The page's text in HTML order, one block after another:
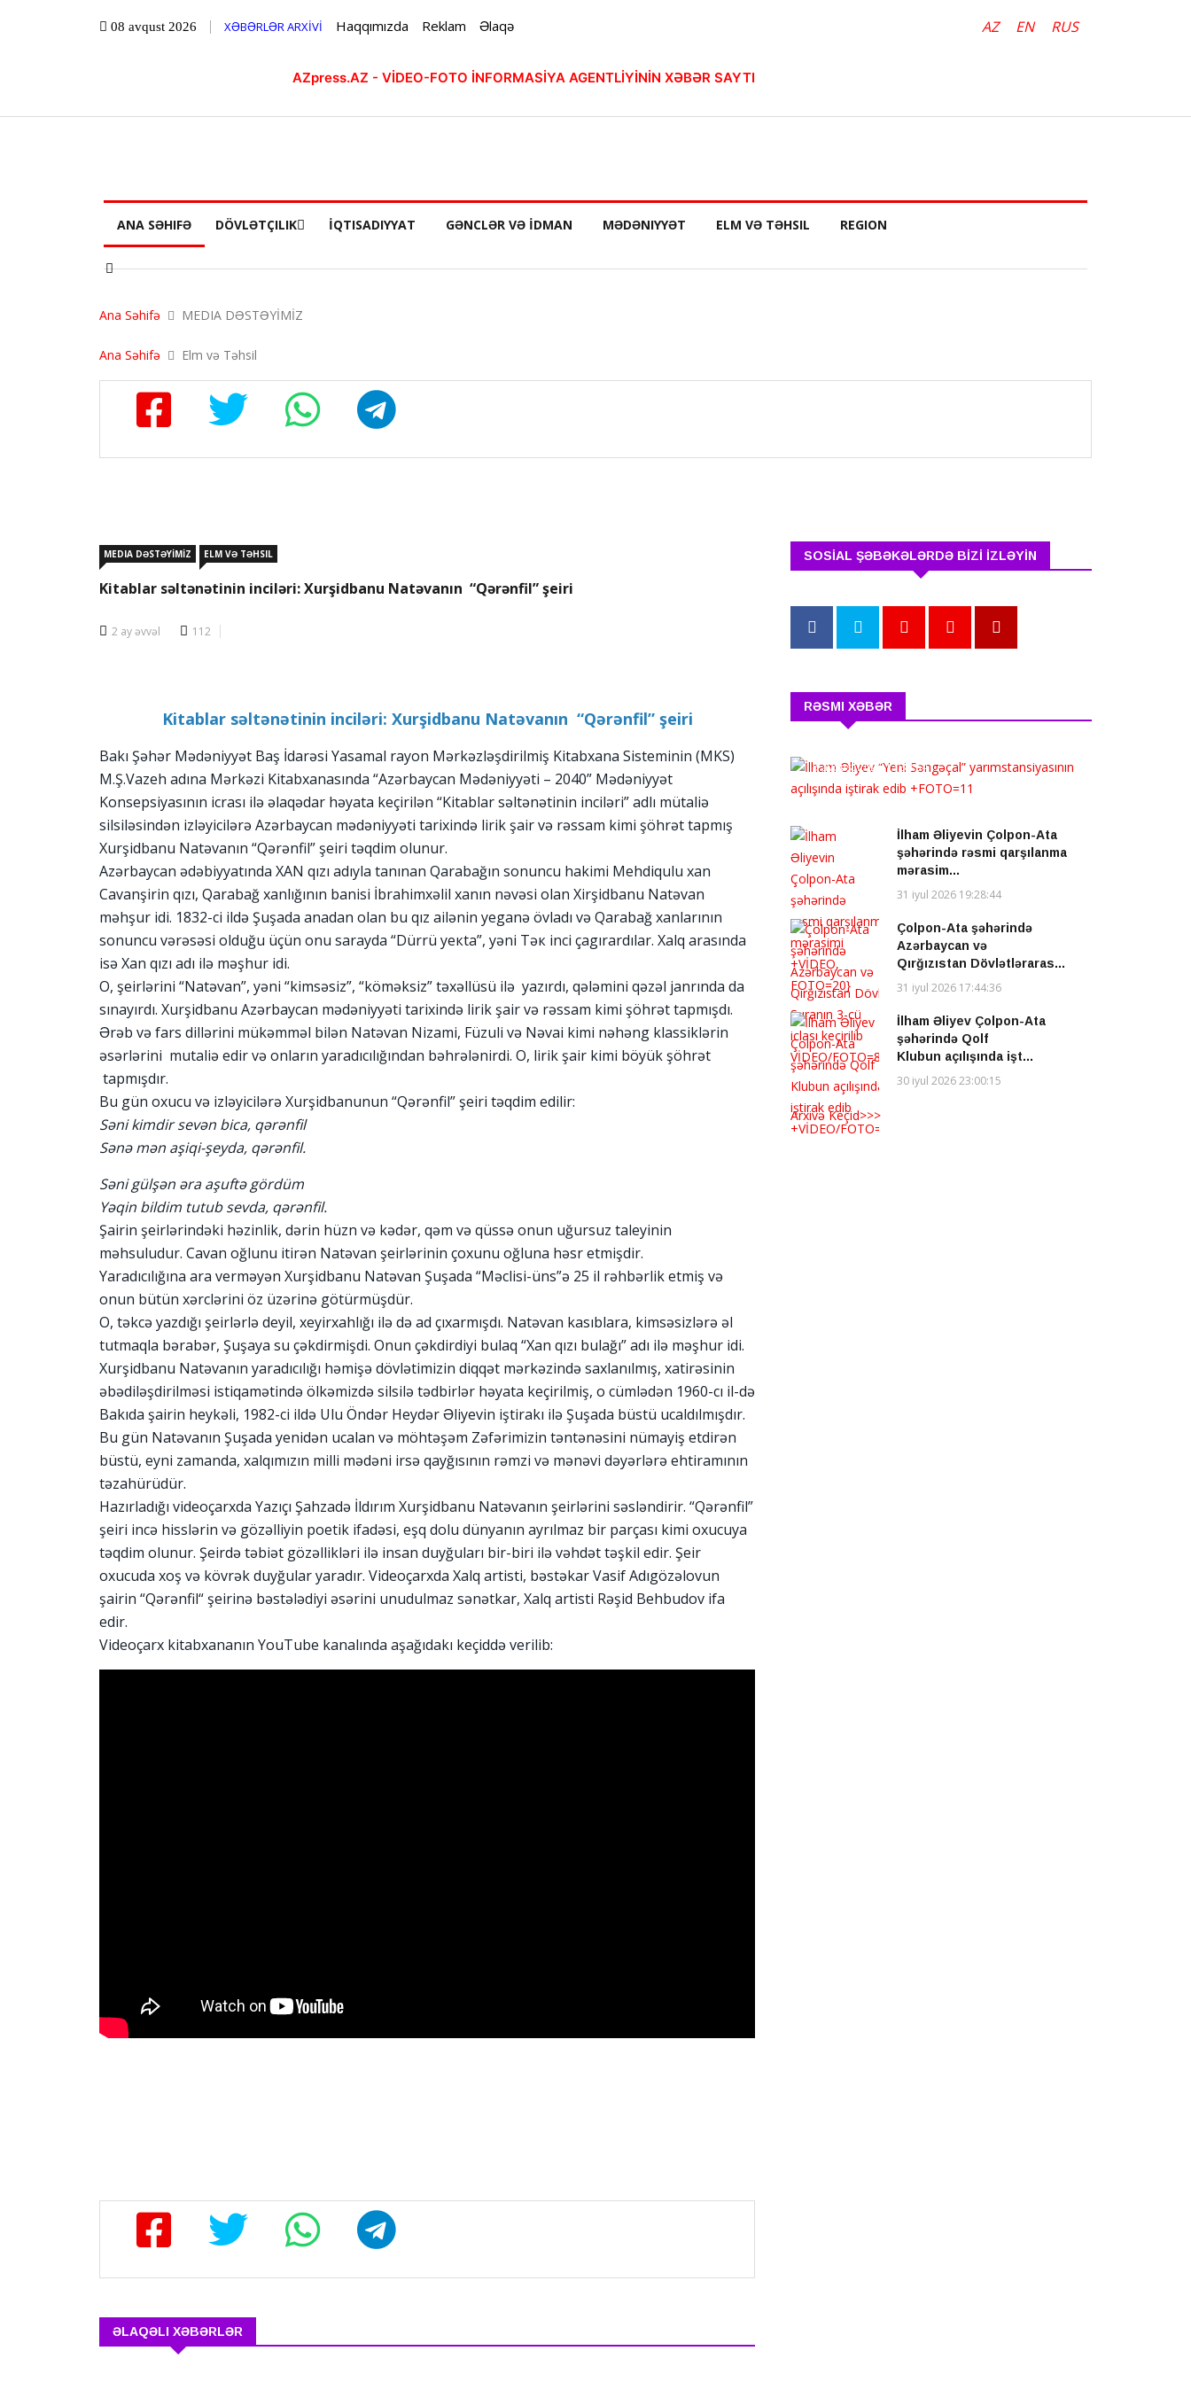
08 avqust 2026 XƏBƏRLƏR ARXİVİ Haqqımızda Reklam Əlaqə AZ EN RUS
AZpress.AZ - VİDEO-FOTO İNFORMASİYA AGENTLİYİNİN XƏBƏR SAYTI
ANA SƏHIFƏ DÖVLƏTÇILIK İQTISADIYYAT GƏNCLƏR VƏ İDMAN MƏDƏNIYYƏT ELM VƏ TƏHSIL REGION
Ana Səhifə MEDIA DƏSTƏYİMİZ
Ana Səhifə Elm və Təhsil
MEDIA DƏSTƏYİMİZ ELM VƏ TƏHSIL
Kitablar səltənətinin inciləri: Xurşidbanu Natəvanın “Qərənfil” şeiri
2 ay əvvəl 112
Kitablar səltənətinin inciləri: Xurşidbanu Natəvanın “Qərənfil” şeiri
Bakı Şəhər Mədəniyyət Baş İdarəsi Yasamal rayon Mərkəzləşdirilmiş Kitabxana Sisteminin (MKS)
M.Ş.Vazeh adına Mərkəzi Kitabxanasında “Azərbaycan Mədəniyyəti – 2040” Mədəniyyət
Konsepsiyasının icrası ilə əlaqədar həyata keçirilən “Kitablar səltənətinin inciləri” adlı mütaliə
silsiləsindən izləyicilərə Azərbaycan mədəniyyəti tarixində lirik şair və rəssam kimi şöhrət tapmış
Xurşidbanu Natəvanın “Qərənfil” şeiri təqdim olunur.
Azərbaycan ədəbiyyatında XAN qızı adıyla tanınan Qarabağın sonuncu hakimi Mehdiqulu xan
Cavanşirin qızı, Qarabağ xanlığının banisi İbrahimxəlil xanın nəvəsi olan Xirşidbanu Natəvan
məhşur idi. 1832-ci ildə Şuşada anadan оlan bu qız ailənin yeganə övladı və Qarabağ xanlarının
sоnuncu vərəsəsi оlduğu üçün onu sarayda “Dürrü yeкta”, yəni Təк inci çagırardılar. Xalq arasında
isə Xan qızı adı ilə məşhur idi.
O, şeirlərini “Natəvan”, yəni “kimsəsiz”, “köməksiz” təxəllüsü ilə yazırdı, qələmini qəzəl janrında da
sınayırdı. Xurşidbanu Azərbaycan mədəniyyəti tarixində lirik şair və rəssam kimi şöhrət tapmışdı.
Ərəb və fars dillərini mükəmməl bilən Natəvan Nizami, Füzuli və Nəvai kimi nəhəng klassiklərin
əsərlərini mutaliə edir və onların yaradıcılığından bəhrələnirdi. O, lirik şair kimi böyük şöhrət
tapmışdır.
Bu gün oxucu və izləyicilərə Xurşidbanunun “Qərənfil” şeiri təqdim edilir:
Səni kimdir sevən bica, qərənfil
Sənə mən aşiqi-şeyda, qərənfil.
Səni gülşən əra aşuftə gördüm
Yəqin bildim tutub sevda, qərənfil.
Şairin şeirlərindəki həzinlik, dərin hüzn və kədər, qəm və qüssə onun uğursuz taleyinin
məhsuludur. Cavan oğlunu itirən Natəvan şeirlərinin çoxunu oğluna həsr etmişdir.
Yaradıcılığına ara verməyən Xurşidbanu Natəvan Şuşada “Məclisi-üns”ə 25 il rəhbərlik etmiş və
onun bütün xərclərini öz üzərinə götürmüşdür.
O, təkcə yazdığı şeirlərlə deyil, xeyirxahlığı ilə də ad çıxarmışdı. Natəvan kasıblara, kimsəsizlərə əl
tutmaqla bərabər, Şuşaya su çəkdirmişdi. Onun çəkdirdiyi bulaq “Xan qızı bulağı” adı ilə məşhur idi.
Xurşidbanu Natəvanın yaradıcılığı həmişə dövlətimizin diqqət mərkəzində saxlanılmış, xatirəsinin
əbədiləşdirilməsi istiqamətində ölkəmizdə silsilə tədbirlər həyata keçirilmiş, o cümlədən 1960-cı il-də
Bakıda şairin heykəli, 1982-ci ildə Ulu Öndər Heydər Əliyevin iştirakı ilə Şuşada büstü ucaldılmışdır.
Bu gün Natəvanın Şuşada yenidən ucalan və möhtəşəm Zəfərimizin təntənəsini nümayiş etdirən
büstü, eyni zamanda, xalqımızın milli mədəni irsə qayğısının rəmzi və mənəvi dəyərlərə ehtiramının
təzahürüdür.
Hazırladığı videoçarxda Yazıçı Şahzadə İldırım Xurşidbanu Natəvanın şeirlərini səsləndirir. “Qərənfil”
şeiri incə hisslərin və gözəlliyin poetik ifadəsi, eşq dolu dünyanın ayrılmaz bir parçası kimi oxucuya
təqdim olunur. Şeirdə təbiət gözəllikləri ilə insan duyğuları bir-biri ilə vəhdət təşkil edir. Şeir
oxucuda xoş və kövrək duyğular yaradır. Videoçarxda Xalq artisti, bəstəkar Vasif Adıgözəlovun
şairin “Qərənfil“ şeirinə bəstələdiyi əsərini unudulmaz sənətkar, Xalq artisti Rəşid Behbudov ifa
edir.
Videoçarx kitabxananın YouTube kanalında aşağıdakı keçiddə verilib:
ƏLAQƏLI XƏBƏRLƏR
SOSİAL ŞƏBƏKƏLƏRDƏ BİZİ İZLƏYİN
RƏSMI XƏBƏR
İlham Əliyev “Yeni
5 avqust 2026 13:34:54
İlham Əliyevin Çolpon-Ata
şəhərində rəsmi qarşılanma
mərasim...
31 iyul 2026 19:28:44
Çolpon-Ata şəhərində
Azərbaycan və
Qırğızıstan Dövlətləraras...
31 iyul 2026 17:44:36
İlham Əliyev Çolpon-Ata
şəhərində Qolf
Klubun açılışında işt...
30 iyul 2026 23:00:15
Arxivə Keçid>>>